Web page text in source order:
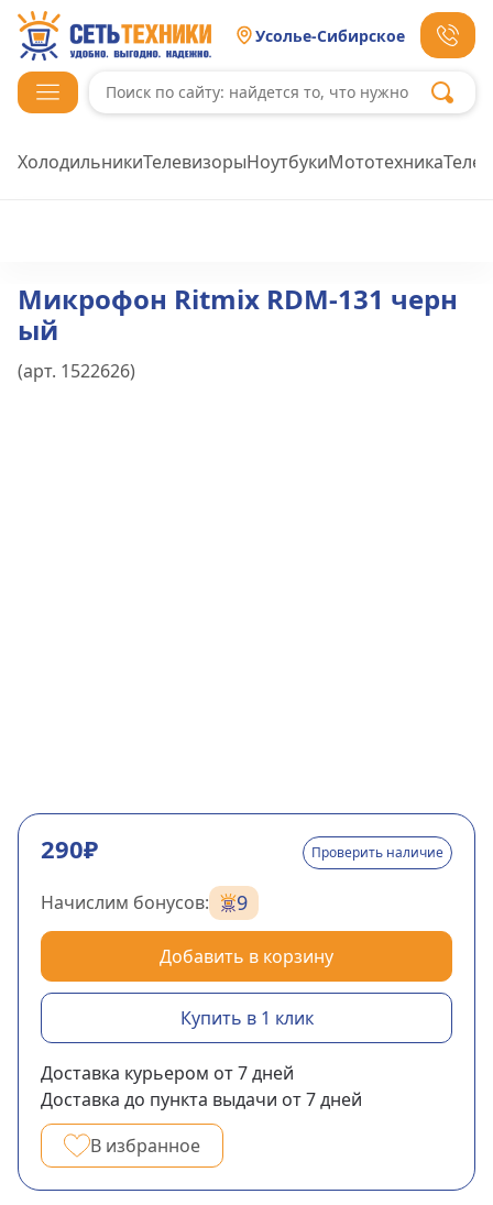
Усолье-Сибирское
ХолодильникиТелевизорыНоутбукиМототехника
Микрофон Ritmix RDM-131 черн
ый
(арт. 1522626)
290₽ Проверить наличие
Начислим бонусов: 9
Добавить в корзину
Купить в 1 клик
Доставка курьером от 7дней
Доставка до пункта выдачи от 7дней
В избранное